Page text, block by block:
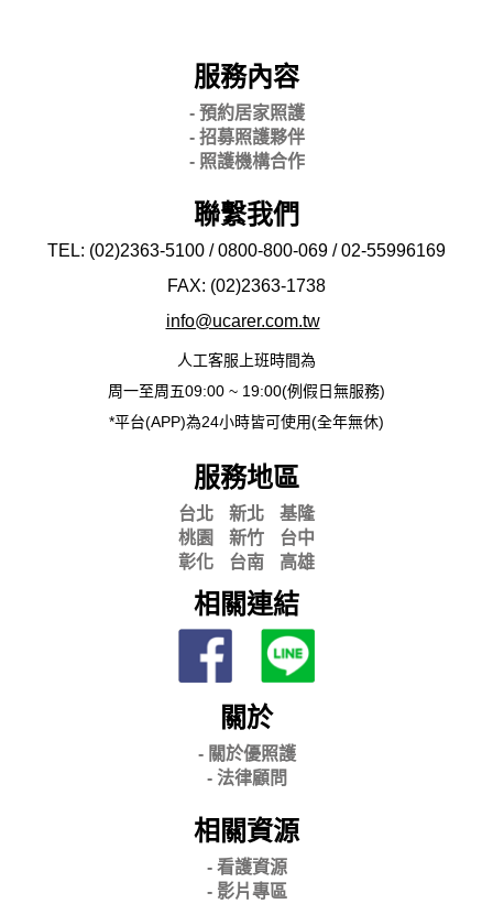
服務內容
- 預約居家照護
- 招募照護夥伴
- 照護機構合作
聯繫我們
TEL: (02)2363-5100 / 0800-800-069 / 02-55996169
FAX: (02)2363-1738
info@ucarer.com.tw
人工客服上班時間為
周一至周五09:00 ~ 19:00(例假日無服務)
*平台(APP)為24小時皆可使用(全年無休)
服務地區
台北 新北
基隆
桃園
新竹
台中
彰化
台南 高雄
相關連結
關於
- 關於優照護
- 法律顧問
相關資源
- 看護資源
- 影片專區